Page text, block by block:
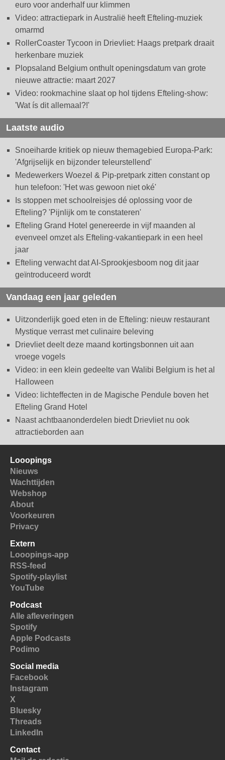
euro voor anderhalf uur klimmen
Video: attractiepark in Australië heeft Efteling-muziek
omarmd
RollerCoaster Tycoon in Drievliet: Haags pretpark draait
herkenbare muziek
Plopsaland Belgium onthult openingsdatum van grote
nieuwe attractie: maart 2027
Video: rookmachine slaat op hol tijdens Efteling-show:
'Wat ís dit allemaal?!'
Laatste audio
Snoeiharde kritiek op nieuw themagebied Europa-Park:
'Afgrijselijk en bijzonder teleurstellend'
Medewerkers Woezel & Pip-pretpark zitten constant op
hun telefoon: 'Het was gewoon niet oké'
Is stoppen met schoolreisjes dé oplossing voor de
Efteling? 'Pijnlijk om te constateren'
Efteling Grand Hotel genereerde in vijf maanden al
evenveel omzet als Efteling-vakantiepark in een heel
jaar
Efteling verwacht dat AI-Sprookjesboom nog dit jaar
geïntroduceerd wordt
Vandaag een jaar geleden
Uitzonderlijk goed eten in de Efteling: nieuw restaurant
Mystique verrast met culinaire beleving
Drievliet deelt deze maand kortingsbonnen uit aan
vroege vogels
Video: in een klein gedeelte van Walibi Belgium is het al
Halloween
Video: lichteffecten in de Magische Pendule boven het
Efteling Grand Hotel
Naast achtbaanonderdelen biedt Drievliet nu ook
attractieborden aan
Looopings
Nieuws
Wachttijden
Webshop
About
Voorkeuren
Privacy
Extern
Looopings-app
RSS-feed
Spotify-playlist
YouTube
Podcast
Alle afleveringen
Spotify
Apple Podcasts
Podimo
Social media
Facebook
Instagram
X
Bluesky
Threads
LinkedIn
Contact